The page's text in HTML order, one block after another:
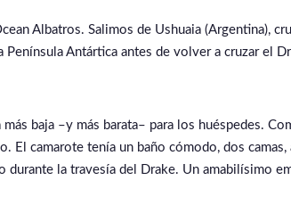
Albatros. Salimos de Ushuaia (Argentina),
Antártica antes de volver a cruzar el
baja –y más barata– para los huéspedes.
El camarote tenía un baño cómodo, dos
la travesía del Drake. Un amabilísimo